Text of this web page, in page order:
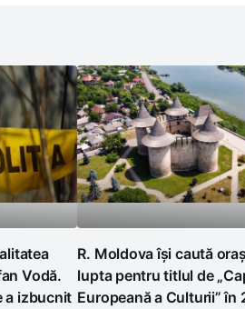
Vodă.
a izbucnit
R. Moldova își caută
lupta pentru titlul de
Europeană a Culturii” în